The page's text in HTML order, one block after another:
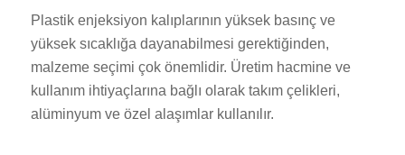
Plastik enjeksiyon kalıplarının yüksek basınç ve
yüksek sıcaklığa dayanabilmesi gerektiğinden,
malzeme seçimi çok önemlidir. Üretim hacmine ve
kullanım ihtiyaçlarına bağlı olarak takım çelikleri,
alüminyum ve özel alaşımlar kullanılır.